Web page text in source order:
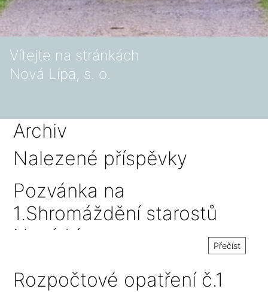
Vítejte na stránkách
Nová Lípa, s. o.
Archiv
Nalezené příspěvky
Pozvánka na
1.Shromáždění starostů
Nová Lípa, s. o.
Přečíst
Rozpočtové opatření č.1